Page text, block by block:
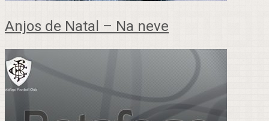
Anjos de Natal – Na neve